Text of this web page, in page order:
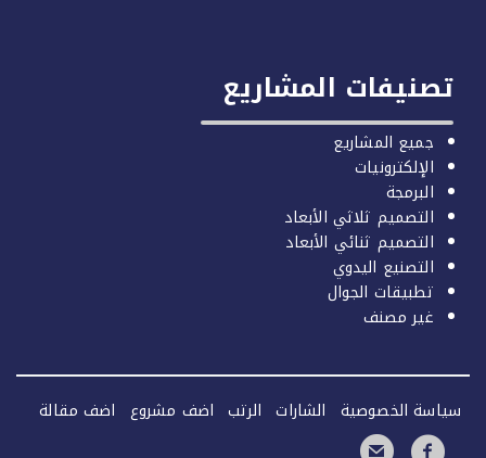
المشاريع
جميع المشاريع
الإلكترونيات
البرمجة
التصميم ثلاثي الأبعاد
التصميم ثنائي الأبعاد
التصنيع اليدوي
تطبيقات الجوال
غير مصنف
الخصوصية الشارات الرتب اضف مشروع اضف مقالة